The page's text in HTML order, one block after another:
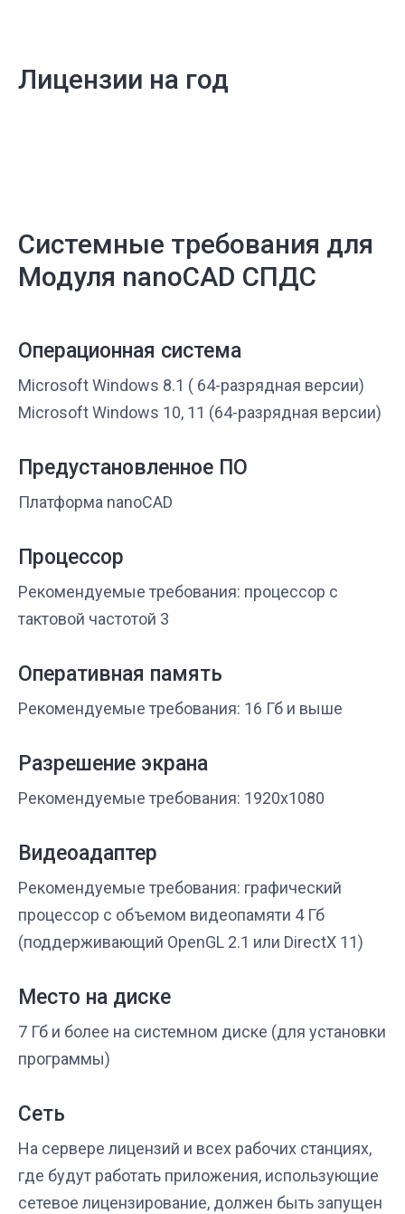
Лицензии на год
Системные требования для
Модуля nanoCAD СПДС
Операционная система
Microsoft Windows 8.1 ( 64-разрядная версии)
Microsoft Windows 10, 11 (64-разрядная версии)
Предустановленное ПО
Платформа nanoCAD
Процессор
Рекомендуемые требования: процессор с
тактовой частотой 3
Оперативная память
Рекомендуемые требования: 16 Гб и выше
Разрешение экрана
Рекомендуемые требования: 1920x1080
Видеоадаптер
Рекомендуемые требования: графический
процессор с объемом видеопамяти 4 Гб
(поддерживающий OpenGL 2.1 или DirectX 11)
Место на диске
7 Гб и более на системном диске (для установки
программы)
Сеть
На сервере лицензий и всех рабочих станциях,
где будут работать приложения, использующие
сетевое лицензирование, должен быть запущен